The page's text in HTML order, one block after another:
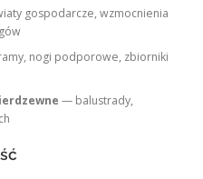
gospodarcze, wzmocnienia
nogi podporowe, zbiorniki
— balustrady,